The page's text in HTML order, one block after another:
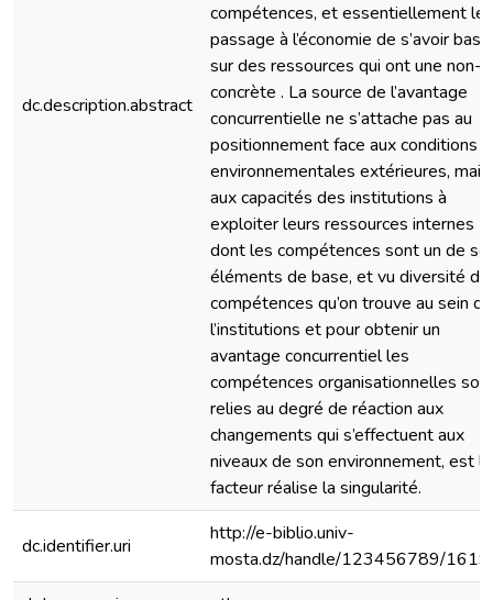
dc.description.abstract
compétences, et essentiellement le
passage à l’économie de s’avoir
sur des ressources qui ont une non-
concrète . La source de l’avantage
concurrentielle ne s’attache pas au
positionnement face aux conditions
environnementales extérieures, mais
aux capacités des institutions à
exploiter leurs ressources internes
dont les compétences sont un de
éléments de base, et vu diversité
compétences qu’on trouve au sein de
l’institutions et pour obtenir un
avantage concurrentiel les
compétences organisationnelles
relies au degré de réaction aux
changements qui s’effectuent aux
niveaux de son environnement, est le
facteur réalise la singularité.
dc.identifier.uri
http://e-biblio.univ-
mosta.dz/handle/123456789/